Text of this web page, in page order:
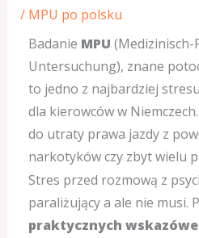
/ MPU po polsku
Badanie MPU (Medizinisch-
Untersuchung), znane
to jedno z najbardziej
dla kierowców w Niemczech.
do utraty prawa jazdy z
narkotyków czy zbyt wielu
Stres przed rozmową z
paraliżujący a ale nie musi.
praktycznych